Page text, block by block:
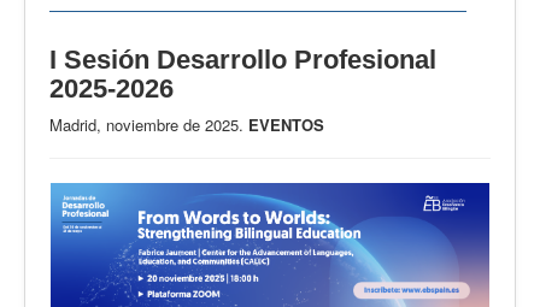
I Sesión Desarrollo Profesional
2025-2026
Madrid, noviembre de 2025. EVENTOS